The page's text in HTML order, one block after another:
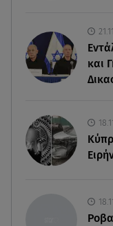
αποκαλύπτουν
07.08.26 , 11:45
Λένα Σαμαρά:
07.08.26 , 11:18
Leapmotor
Δείτε το
και